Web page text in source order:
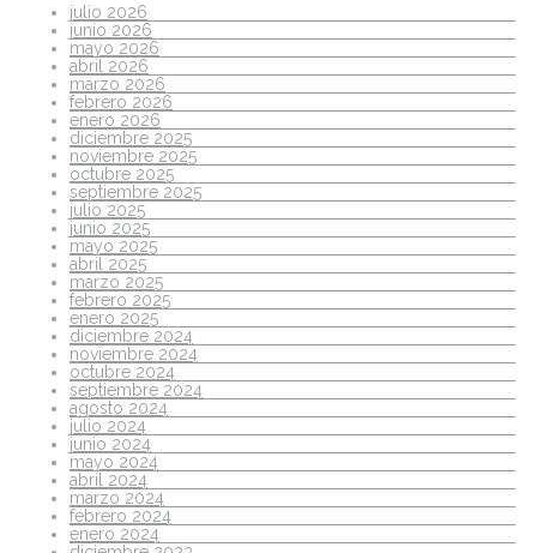
julio 2026
junio 2026
mayo 2026
abril 2026
marzo 2026
febrero 2026
enero 2026
diciembre 2025
noviembre 2025
octubre 2025
septiembre 2025
julio 2025
junio 2025
mayo 2025
abril 2025
marzo 2025
febrero 2025
enero 2025
diciembre 2024
noviembre 2024
octubre 2024
septiembre 2024
agosto 2024
julio 2024
junio 2024
mayo 2024
abril 2024
marzo 2024
febrero 2024
enero 2024